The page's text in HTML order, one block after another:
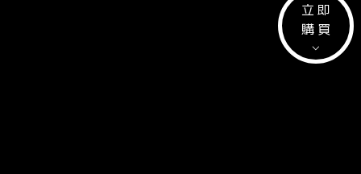
立即
購買
⌵